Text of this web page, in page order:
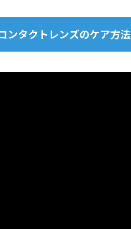
ンタクトレンズのケア方法